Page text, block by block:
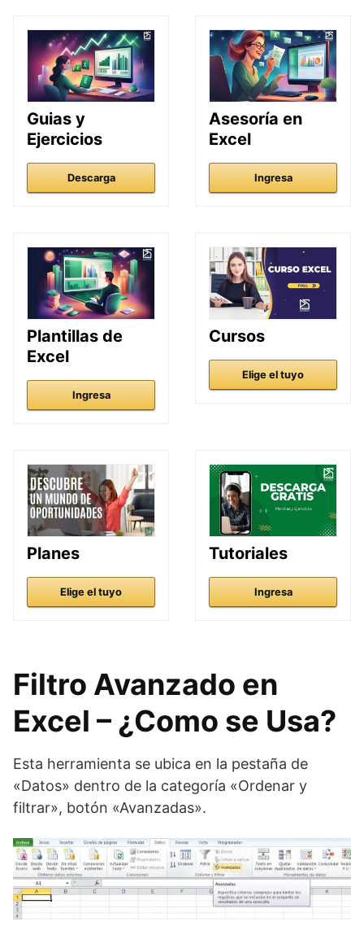
Guias y
Ejercicios
Descarga
Asesoría en
Excel
Ingresa
Plantillas de
Excel
Ingresa
Cursos
Elige el tuyo
Planes
Elige el tuyo
Tutoriales
Ingresa
Filtro Avanzado en
Excel – ¿Como se Usa?
Esta herramienta se ubica en la pestaña de
«Datos» dentro de la categoría «Ordenar y
filtrar», botón «Avanzadas».